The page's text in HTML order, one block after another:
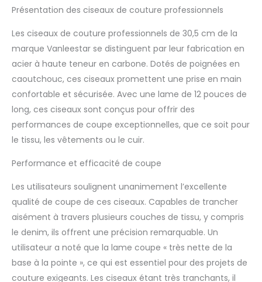
vêtements, le cuir,
est plus tranchant et
plus flexible que tout
autre ciseaux en acier
inoxydable ordinaire de
« haute qualité ». Vous
trouverez cette coupe
de ciseaux sur mesure.
Plus doux, plus net et
plus durable.
【Conception
professionnelle de
ciseaux de taille】 :
ergonomique de
contrôle précis et un
confort maximal, les
ciseaux à haute
résistance ont un bon
poids et sont bien
équilibrés, poignées en
caoutchouc pour une
prise en main
Présentation des ciseaux de couture professionnels
Les ciseaux de couture professionnels de 30,5 cm de la
marque Vanleestar se distinguent par leur fabrication en
acier à haute teneur en carbone. Dotés de poignées en
caoutchouc, ces ciseaux promettent une prise en main
confortable et sécurisée. Avec une lame de 12 pouces de
long, ces ciseaux sont conçus pour offrir des
performances de coupe exceptionnelles, que ce soit pour
le tissu, les vêtements ou le cuir.
Performance et efficacité de coupe
Les utilisateurs soulignent unanimement l’excellente
qualité de coupe de ces ciseaux. Capables de trancher
aisément à travers plusieurs couches de tissu, y compris
le denim, ils offrent une précision remarquable. Un
utilisateur a noté que la lame coupe « très nette de la
base à la pointe », ce qui est essentiel pour des projets de
couture exigeants. Les ciseaux étant très tranchants, il